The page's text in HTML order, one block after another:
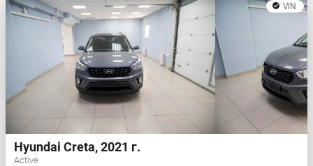
VIN
Hyundai Creta, 2021 г.
Active